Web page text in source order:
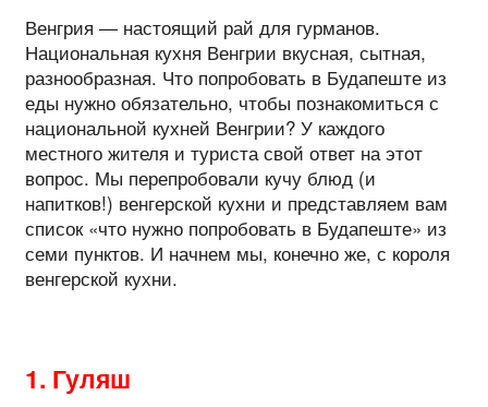
Венгрия — настоящий рай для гурманов.
Национальная кухня Венгрии вкусная, сытная,
разнообразная. Что попробовать в Будапеште из
еды нужно обязательно, чтобы познакомиться с
национальной кухней Венгрии? У каждого
местного жителя и туриста свой ответ на этот
вопрос. Мы перепробовали кучу блюд (и
напитков!) венгерской кухни и представляем вам
список «что нужно попробовать в Будапеште» из
семи пунктов. И начнем мы, конечно же, с короля
венгерской кухни.
1. Гуляш